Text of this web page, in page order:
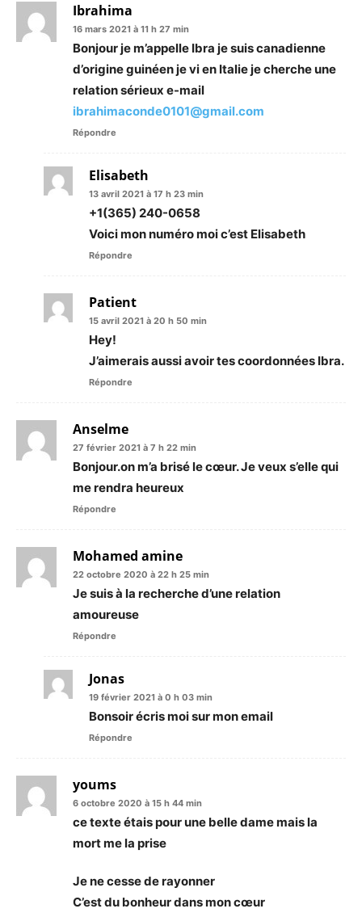
Ibrahima
16 mars 2021 à 11 h 27 min
Bonjour je m’appelle Ibra je suis canadienne
d’origine guinéen je vi en Italie je cherche une
relation sérieux e-mail
ibrahimaconde0101@gmail.com
Répondre
Elisabeth
13 avril 2021 à 17 h 23 min
+1(365) 240-0658
Voici mon numéro moi c’est Elisabeth
Répondre
Patient
15 avril 2021 à 20 h 50 min
Hey!
J’aimerais aussi avoir tes coordonnées Ibra.
Répondre
Anselme
27 février 2021 à 7 h 22 min
Bonjour.on m’a brisé le cœur. Je veux s’elle qui
me rendra heureux
Répondre
Mohamed amine
22 octobre 2020 à 22 h 25 min
Je suis à la recherche d’une relation
amoureuse
Répondre
Jonas
19 février 2021 à 0 h 03 min
Bonsoir écris moi sur mon email
Répondre
youms
6 octobre 2020 à 15 h 44 min
ce texte étais pour une belle dame mais la
mort me la prise
Je ne cesse de rayonner
C’est du bonheur dans mon cœur